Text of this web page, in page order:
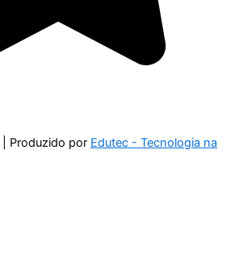
| Produzido por Edutec - Tecnologia na